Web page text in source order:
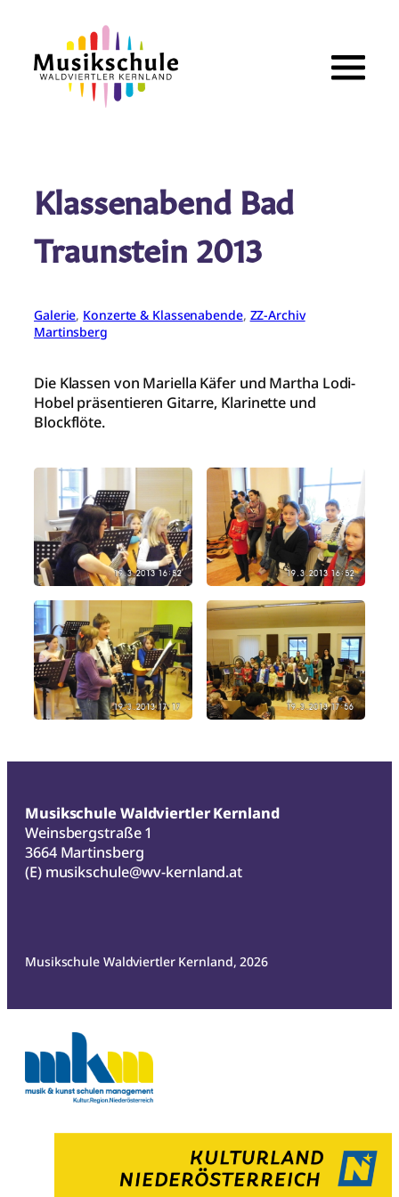
springen
Klassenabend Bad
Traunstein 2013
Galerie, Konzerte & Klassenabende, ZZ-Archiv
Martinsberg
Die Klassen von Mariella Käfer und Martha Lodi-
Hobel präsentieren Gitarre, Klarinette und
Blockflöte.
Musikschule Waldviertler Kernland
Weinsbergstraße 1
3664 Martinsberg
(E) musikschule@wv-kernland.at
Musikschule Waldviertler Kernland, 2026